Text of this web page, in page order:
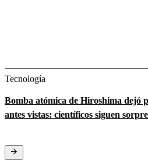
Tecnología
Bomba atómica de Hiroshima dejó
antes vistas: científicos siguen